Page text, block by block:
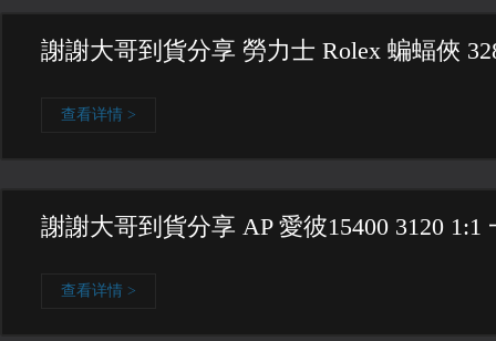
謝謝大哥到貨分享 勞力士 Rolex 蝙蝠俠
查看详情 >
謝謝大哥到貨分享 AP 愛彼15400 3120 1:1
查看详情 >